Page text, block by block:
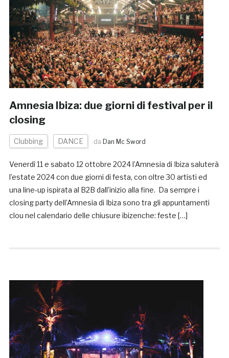
Amnesia Ibiza: due giorni di festival per il
closing
Clubbing DANCE da Dan Mc Sword
Venerdì 11 e sabato 12 ottobre 2024 l’Amnesia di Ibiza saluterà
l’estate 2024 con due giorni di festa, con oltre 30 artisti ed
una line-up ispirata al B2B dall’inizio alla fine. Da sempre i
closing party dell’Amnesia di Ibiza sono tra gli appuntamenti
clou nel calendario delle chiusure ibizenche: feste […]